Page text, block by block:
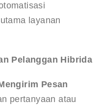
layanan
Pelanggan Hibrida
Pesan
pertanyaan atau